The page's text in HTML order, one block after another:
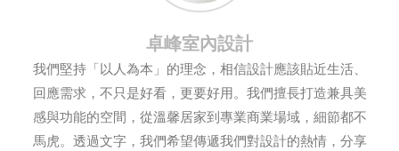
卓峰室內設計
我們堅持「以人為本」的理念，相信設計應該貼近生活、
回應需求，不只是好看，更要好用。我們擅長打造兼具美
感與功能的空間，從溫馨居家到專業商業場域，細節都不
馬虎。透過文字，我們希望傳遞我們對設計的熱情，分享